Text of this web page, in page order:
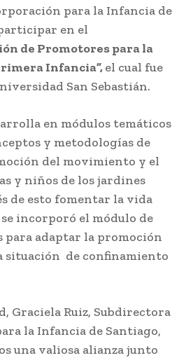
para la Infancia de
en el
de Promotores para la
Infancia”,el cual fue
San Sebastián.
en módulos temáticos
y metodologías de
del movimiento y el
y niños de los jardines
de esto fomentar la vida
se incorporó el módulo de
para adaptar la promoción
situación de confinamiento
Graciela Ruiz, Subdirectora
la Infancia de Santiago,
una valiosa alianza junto